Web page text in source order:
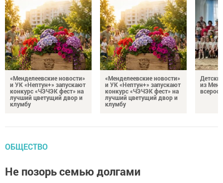
«Менделеевские новости»
и УК «Нептун+» запускают
конкурс «ЧЭЧЭК фест» на
лучший цветущий двор и
клумбу
«Менделеевские новости»
и УК «Нептун+» запускают
конкурс «ЧЭЧЭК фест» на
лучший цветущий двор и
клумбу
из
ОБЩЕСТВО
Не позорь семью долгами